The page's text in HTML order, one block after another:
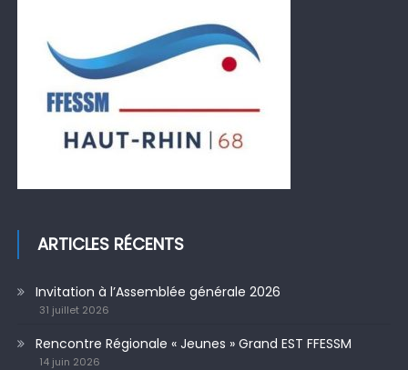
ARTICLES RÉCENTS
Invitation à l’Assemblée générale 2026
31 juillet 2026
Rencontre Régionale « Jeunes » Grand EST FFESSM
14 juin 2026